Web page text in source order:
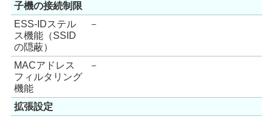
子機の接続制限
ESS-IDステル
ス機能（SSID
の隠蔽）
－
MACアドレス
フィルタリング
機能
－
拡張設定